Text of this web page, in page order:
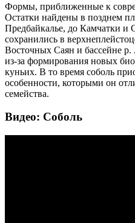
Формы, приближенные к
Остатки найдены в позднем
Предбайкалье, до Камчатки и
сохранились в
Восточных Саян и бассейне
из-за формирования новых
куньих. В то время соболь
особенности, которыми он
семейства.
Видео: Соболь